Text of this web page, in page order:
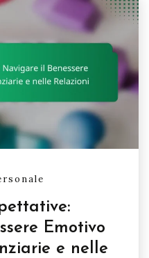
Emotivo
e nelle